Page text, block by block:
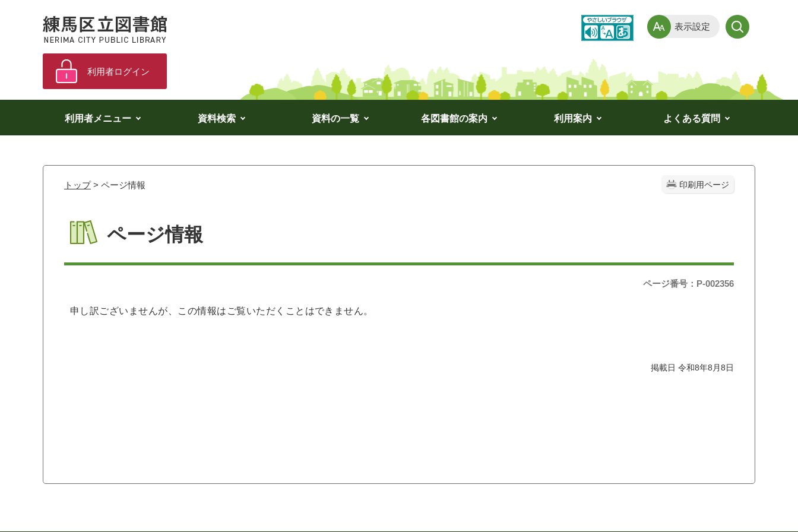
利用者ログイン
表示設定
利用者メニュー 資料検索 資料の一覧 各図書館の案内 利用案内 よくある質問
印刷用ページ
トップ> ページ情報
ページ情報
ページ番号：P-002356
申し訳ございませんが、この情報はご覧いただくことはできません。
掲載日 令和8年8月8日